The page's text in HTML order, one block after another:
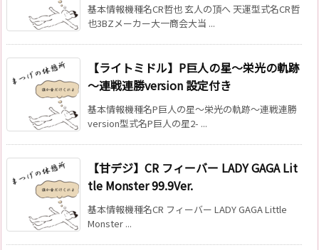
基本情報機種名CR哲也 玄人の頂へ 天運型式名CR哲
也3BZメーカー大一商会大当 ...
【ライトミドル】P巨人の星～栄光の軌跡
～連戦連勝version 設定付き
基本情報機種名P巨人の星～栄光の軌跡～連戦連勝
version型式名P巨人の星2- ...
【甘デジ】CR フィーバー LADY GAGA Lit
tle Monster 99.9Ver.
基本情報機種名CR フィーバー LADY GAGA Little
Monster ...